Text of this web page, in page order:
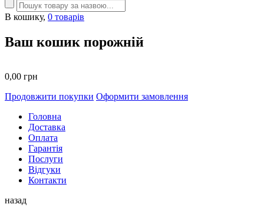
В кошику, 0 товарів
Ваш кошик порожній
0,00 грн
Продовжити покупки Оформити замовлення
Головна
Доставка
Оплата
Гарантія
Послуги
Відгуки
Контакти
назад